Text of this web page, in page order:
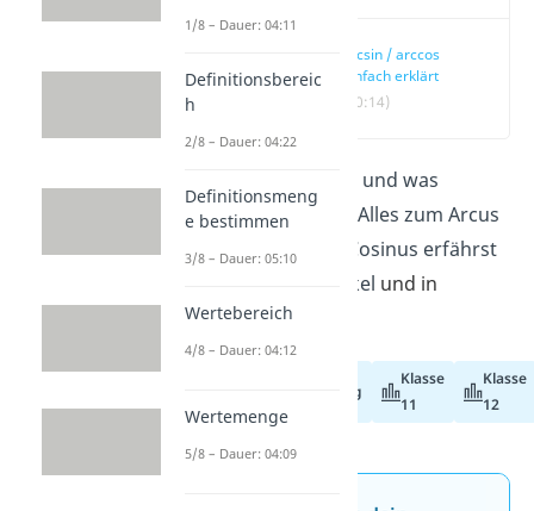
arcsin / arccos
einfach erklärt
(00:14)
und was
bedeutetarccos
? Alles zum Arcus
Sinus und Arcus Cosinus erfährst
du in diesem Artikel und in
unseremVideo
Abiturvorbereitung
Klasse
11
Klasse
12
1/8 – Dauer: 04:11
Definitionsbereic
h
2/8 – Dauer: 04:22
Definitionsmeng
e bestimmen
3/8 – Dauer: 05:10
Wertebereich
4/8 – Dauer: 04:12
Wertemenge
5/8 – Dauer: 04:09